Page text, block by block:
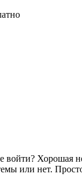
Хорошая
или нет.